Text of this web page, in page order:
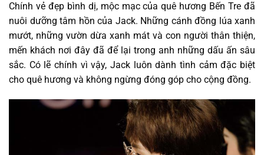
Chính vẻ đẹp bình dị, mộc mạc của quê hương Bến Tre đã
nuôi dưỡng tâm hồn của Jack. Những cánh đồng lúa xanh
mướt, những vườn dừa xanh mát và con người thân thiện,
mến khách nơi đây đã để lại trong anh những dấu ấn sâu
sắc. Có lẽ chính vì vậy, Jack luôn dành tình cảm đặc biệt
cho quê hương và không ngừng đóng góp cho cộng đồng.